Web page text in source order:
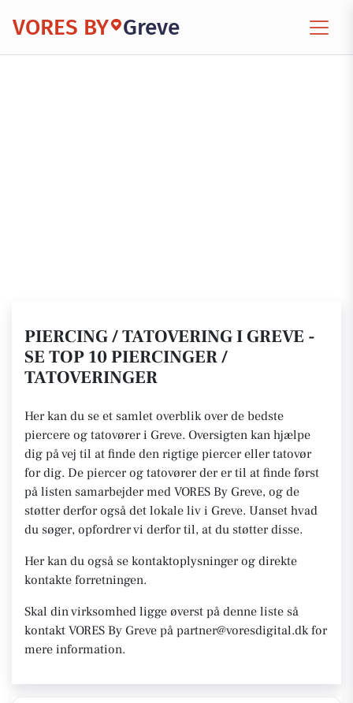
VORES BY Greve
PIERCING / TATOVERING I GREVE -
SE TOP 10 PIERCINGER /
TATOVERINGER
Her kan du se et samlet overblik over de bedste
piercere og tatovører i Greve. Oversigten kan hjælpe
dig på vej til at finde den rigtige piercer eller tatovør
for dig. De piercer og tatovører der er til at finde først
på listen samarbejder med VORES By Greve, og de
støtter derfor også det lokale liv i Greve. Uanset hvad
du søger, opfordrer vi derfor til, at du støtter disse.
Her kan du også se kontaktoplysninger og direkte
kontakte forretningen.
Skal din virksomhed ligge øverst på denne liste så
kontakt VORES By Greve på partner@voresdigital.dk for
mere information.